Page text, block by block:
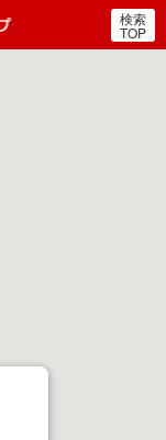
郵便局・日本郵政グルー
検索
TOP